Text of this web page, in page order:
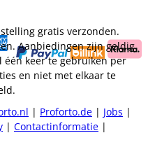
gratis verzonden.
Aanbiedingen zijn geldig
één keer te gebruiken per
en niet met elkaar te
| Proforto.de | Jobs |
| Contactinformatie |